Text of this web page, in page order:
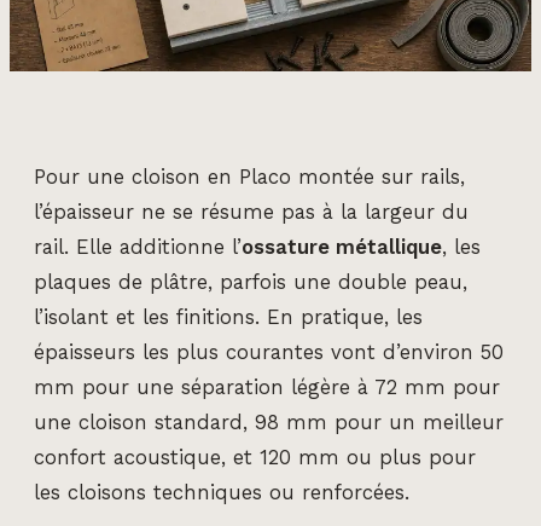
Pour une cloison en Placo montée sur rails,
l’épaisseur ne se résume pas à la largeur du
rail. Elle additionne l’ossature métallique, les
plaques de plâtre, parfois une double peau,
l’isolant et les finitions. En pratique, les
épaisseurs les plus courantes vont d’environ 50
mm pour une séparation légère à 72 mm pour
une cloison standard, 98 mm pour un meilleur
confort acoustique, et 120 mm ou plus pour
les cloisons techniques ou renforcées.